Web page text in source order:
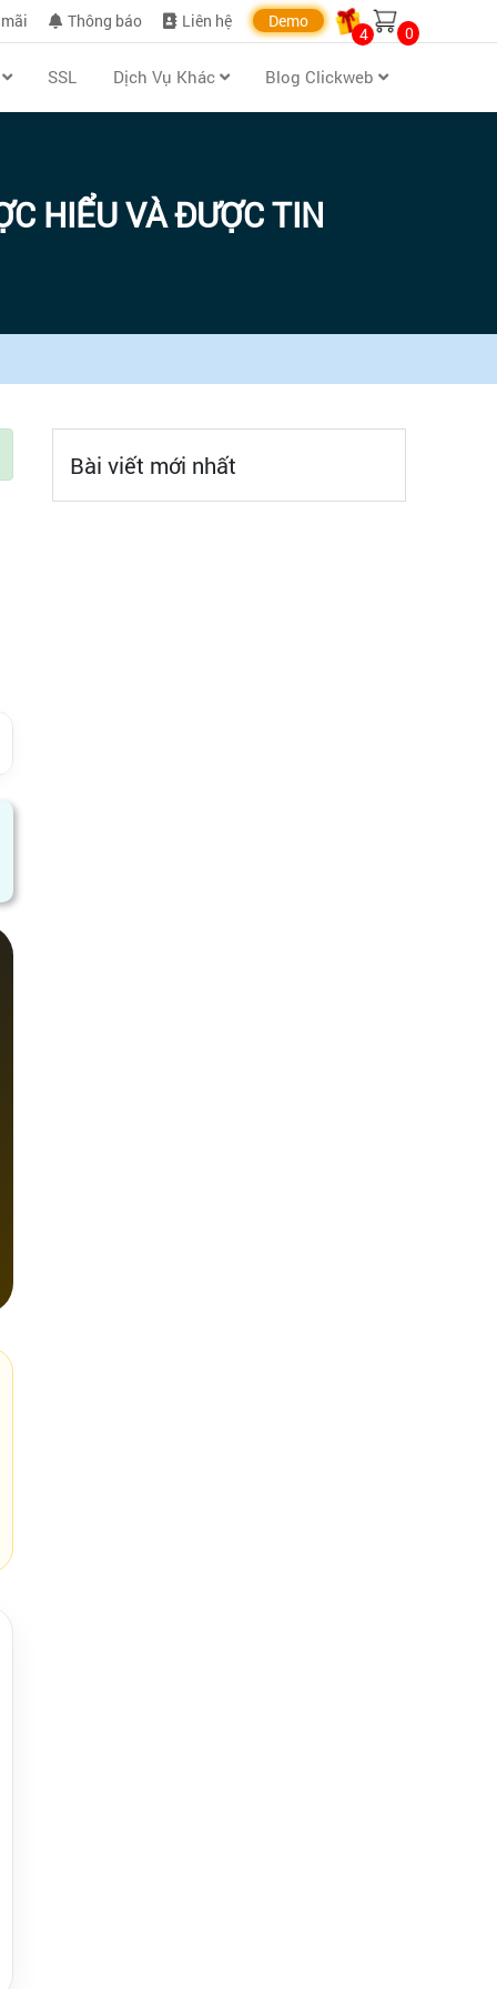
Thông báo Liên hệ Demo
4 0
SSL Dịch Vụ Khác Blog Clickweb
HIỂU VÀ ĐƯỢC TIN
Bài viết mới nhất